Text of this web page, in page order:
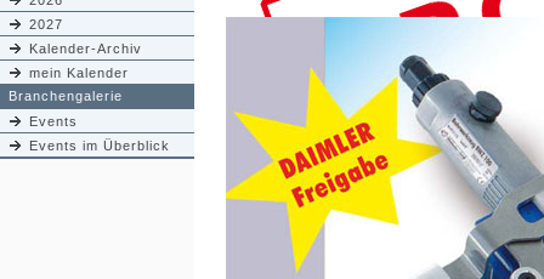
2027
Kalender-Archiv
mein Kalender
Branchengalerie
Events
Events im Überblick